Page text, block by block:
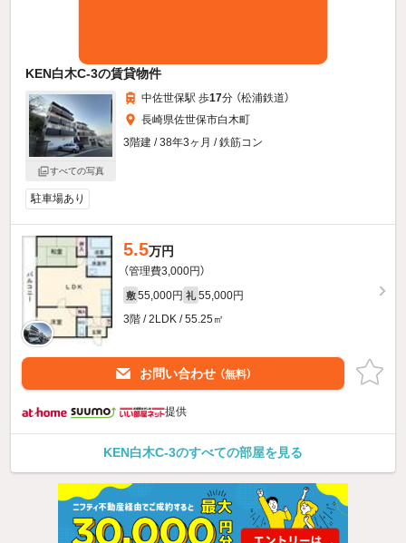
KEN白木C-3の賃貸物件
すべての写真
中佐世保駅 歩17分 （松浦鉄道）
長崎県佐世保市白木町
3階建 / 38年3ヶ月 / 鉄筋コン
駐車場あり
5.5万円
（管理費3,000円）
敷 55,000円 礼 55,000円
3階 / 2LDK / 55.25㎡
お問い合わせ （無料）
提供
KEN白木C-3のすべての部屋を見る